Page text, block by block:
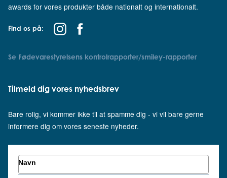
awards for vores produkter både nationalt og internationalt.
Find os på:
Se Fødevarestyrelsens kontrolrapporter/smiley-rapporter
Tilmeld dig vores nyhedsbrev
Bare rolig, vi kommer ikke til at spamme dig - vi vil bare gerne
informere dig om vores seneste nyheder.
Navn